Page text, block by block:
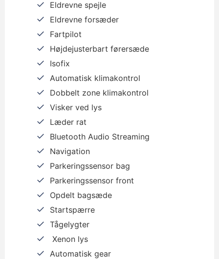
Eldrevne spejle
Eldrevne forsæder
Fartpilot
Højdejusterbart førersæde
Isofix
Automatisk klimakontrol
Dobbelt zone klimakontrol
Visker ved lys
Læder rat
Bluetooth Audio Streaming
Navigation
Parkeringssensor bag
Parkeringssensor front
Opdelt bagsæde
Startspærre
Tågelygter
Xenon lys
Automatisk gear